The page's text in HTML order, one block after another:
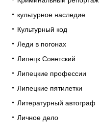
культурное наследие
Культурный код
Леди в погонах
Липецк Советский
Липецкие профессии
Липецкие пятилетки
Литературный автограф
Личное дело